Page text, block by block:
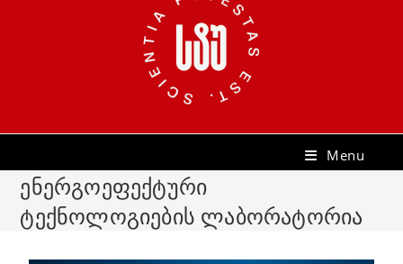
Menu
ენერგოეფექტური
ტექნოლოგიების ლაბორატორია